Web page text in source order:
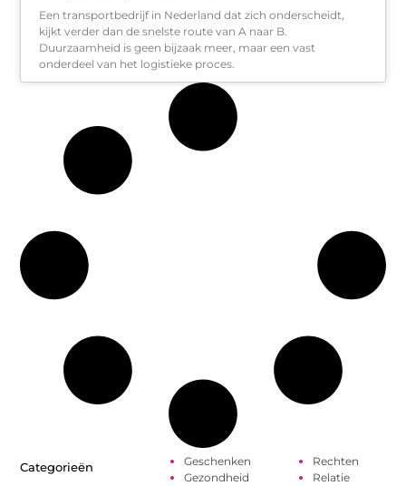
Een transportbedrijf in Nederland dat zich onderscheidt,
kijkt verder dan de snelste route van A naar B.
Duurzaamheid is geen bijzaak meer, maar een vast
onderdeel van het logistieke proces.
Categorieën
Geschenken
Gezondheid
Rechten
Relatie